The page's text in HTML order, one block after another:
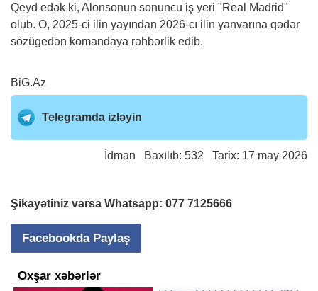
Qeyd edək ki, Alonsonun sonuncu iş yeri "Real Madrid"
olub. O, 2025-ci ilin yayından 2026-cı ilin yanvarına qədər
sözügedən komandaya rəhbərlik edib.
BiG.Az
Telegramda izləyin
İdman Baxılıb: 532 Tarix: 17 may 2026
Şikayətiniz varsa Whatsapp: 077 7125666
Facebookda Paylaş
Oxşar xəbərlər